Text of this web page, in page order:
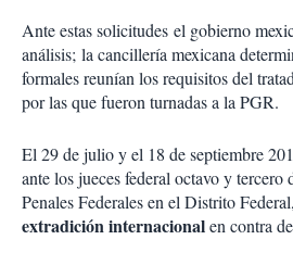
Ante estas solicitudes el gobierno
análisis; la cancillería mexicana
formales reunían los requisitos del
por las que fueron turnadas a la PGR.
El 29 de julio y el 18 de septiembre
ante los jueces federal octavo y tercero
Penales Federales en el Distrito Federal,
extradición internacionalen contra